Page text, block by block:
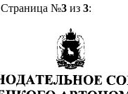
Страница №3из 3: